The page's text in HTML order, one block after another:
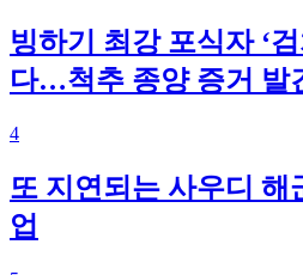
빙하기 최강 포식자 ‘
다…척추 종양 증거 발
4
또 지연되는 사우디 해
업